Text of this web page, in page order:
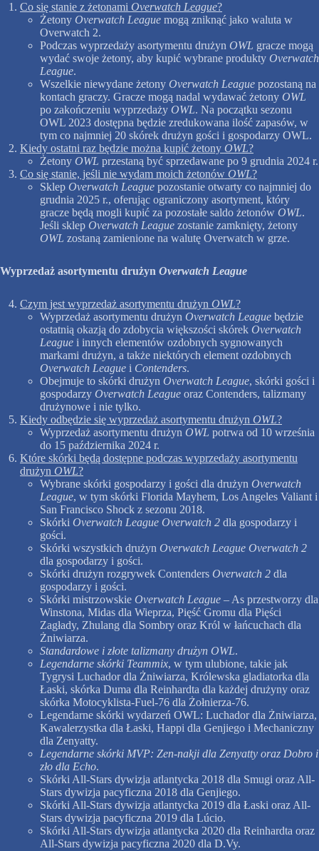
Co się stanie z żetonami Overwatch League?
Żetony Overwatch League mogą zniknąć jako waluta w
Overwatch 2.
Podczas wyprzedaży asortymentu drużyn OWL gracze mogą
wydać swoje żetony, aby kupić wybrane produkty Overwatch
League.
Wszelkie niewydane żetony Overwatch League pozostaną na
kontach graczy. Gracze mogą nadal wydawać żetony OWL
po zakończeniu wyprzedaży OWL. Na początku sezonu
OWL 2023 dostępna będzie zredukowana ilość zapasów, w
tym co najmniej 20 skórek drużyn gości i gospodarzy OWL.
Kiedy ostatni raz będzie można kupić żetony OWL?
Żetony OWL przestaną być sprzedawane po 9 grudnia 2024 r.
Co się stanie, jeśli nie wydam moich żetonów OWL?
Sklep Overwatch League pozostanie otwarty co najmniej do
grudnia 2025 r., oferując ograniczony asortyment, który
gracze będą mogli kupić za pozostałe saldo żetonów OWL.
Jeśli sklep Overwatch League zostanie zamknięty, żetony
OWL zostaną zamienione na walutę Overwatch w grze.
Wyprzedaż asortymentu drużyn Overwatch League
Czym jest wyprzedaż asortymentu drużyn OWL?
Wyprzedaż asortymentu drużyn Overwatch League będzie
ostatnią okazją do zdobycia większości skórek Overwatch
League i innych elementów ozdobnych sygnowanych
markami drużyn, a także niektórych element ozdobnych
Overwatch League i Contenders.
Obejmuje to skórki drużyn Overwatch League, skórki gości i
gospodarzy Overwatch League oraz Contenders, talizmany
drużynowe i nie tylko.
Kiedy odbędzie się wyprzedaż asortymentu drużyn OWL?
Wyprzedaż asortymentu drużyn OWL potrwa od 10 września
do 15 października 2024 r.
Które skórki będą dostępne podczas wyprzedaży asortymentu
drużyn OWL?
Wybrane skórki gospodarzy i gości dla drużyn Overwatch
League, w tym skórki Florida Mayhem, Los Angeles Valiant i
San Francisco Shock z sezonu 2018.
Skórki Overwatch League Overwatch 2 dla gospodarzy i
gości.
Skórki wszystkich drużyn Overwatch League Overwatch 2
dla gospodarzy i gości.
Skórki drużyn rozgrywek Contenders Overwatch 2 dla
gospodarzy i gości.
Skórki mistrzowskie Overwatch League – As przestworzy dla
Winstona, Midas dla Wieprza, Pięść Gromu dla Pięści
Zagłady, Zhulang dla Sombry oraz Król w łańcuchach dla
Żniwiarza.
Standardowe i złote talizmany drużyn OWL.
Legendarne skórki Teammix, w tym ulubione, takie jak
Tygrysi Luchador dla Żniwiarza, Królewska gladiatorka dla
Łaski, skórka Duma dla Reinhardta dla każdej drużyny oraz
skórka Motocyklista-Fuel-76 dla Żołnierza-76.
Legendarne skórki wydarzeń OWL: Luchador dla Żniwiarza,
Kawalerzystka dla Łaski, Happi dla Genjiego i Mechaniczny
dla Zenyatty.
Legendarne skórki MVP: Zen-nakji dla Zenyatty oraz Dobro i
zło dla Echo.
Skórki All-Stars dywizja atlantycka 2018 dla Smugi oraz All-
Stars dywizja pacyficzna 2018 dla Genjiego.
Skórki All-Stars dywizja atlantycka 2019 dla Łaski oraz All-
Stars dywizja pacyficzna 2019 dla Lúcio.
Skórki All-Stars dywizja atlantycka 2020 dla Reinhardta oraz
All-Stars dywizja pacyficzna 2020 dla D.Vy.